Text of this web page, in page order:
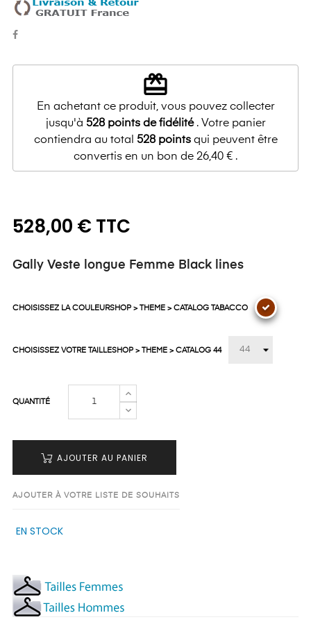
redeem
En achetant ce produit, vous pouvez collecter
jusqu'à 528points de fidélité. Votre panier
contiendra au total 528pointsqui peuvent être
convertis en un bon de 26,40 € .
528,00 € TTC
Gally Veste longue Femme Black lines
CHOISISSEZ LA COULEURSHOP > THEME > CATALOG TABACCO
CHOISISSEZ VOTRE TAILLESHOP > THEME > CATALOG 44
QUANTITÉ
AJOUTER AU PANIER
AJOUTER À VOTRE LISTE DE SOUHAITS
EN STOCK